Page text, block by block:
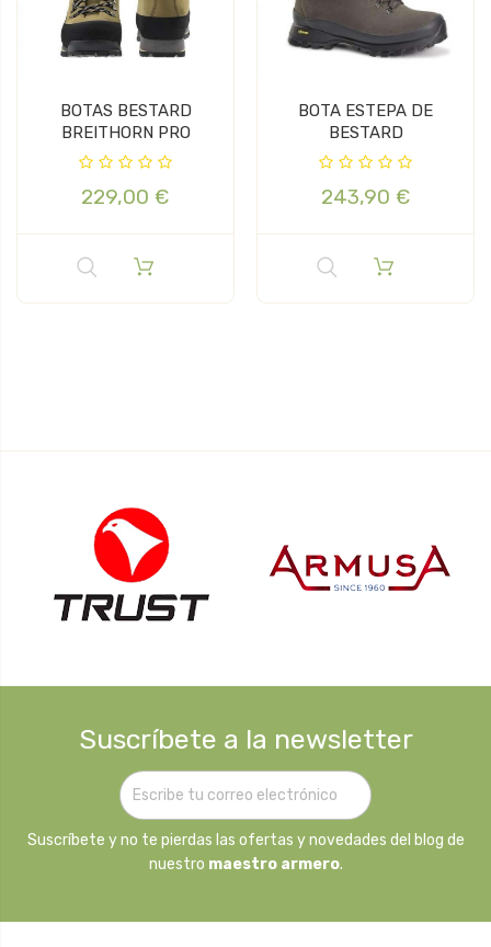
BOTAS BESTARD
BREITHORN PRO
229,00 €
BOTA ESTEPA DE
BESTARD
243,90 €
Suscríbete a la newsletter
Suscríbete y no te pierdas las ofertas y novedades del blog de
nuestro maestro armero.